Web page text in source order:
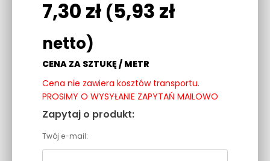
7,30 zł (5,93 zł
netto)
CENA ZA SZTUKĘ / METR
Cena nie zawiera kosztów transportu.
PROSIMY O WYSYŁANIE ZAPYTAŃ MAILOWO
Zapytaj o produkt:
Twój e-mail: